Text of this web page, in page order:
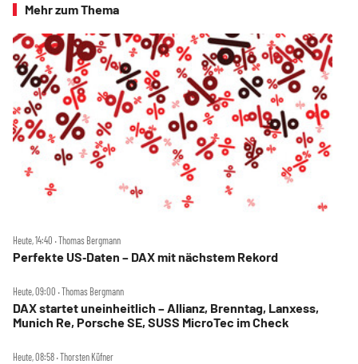
Mehr zum Thema
Heute, 14:40 ‧ Thomas Bergmann
Perfekte US‑Daten – DAX mit nächstem Rekord
Heute, 09:00 ‧ Thomas Bergmann
DAX startet uneinheitlich – Allianz, Brenntag, Lanxess,
Munich Re, Porsche SE, SUSS MicroTec im Check
Heute, 08:58 ‧ Thorsten Küfner